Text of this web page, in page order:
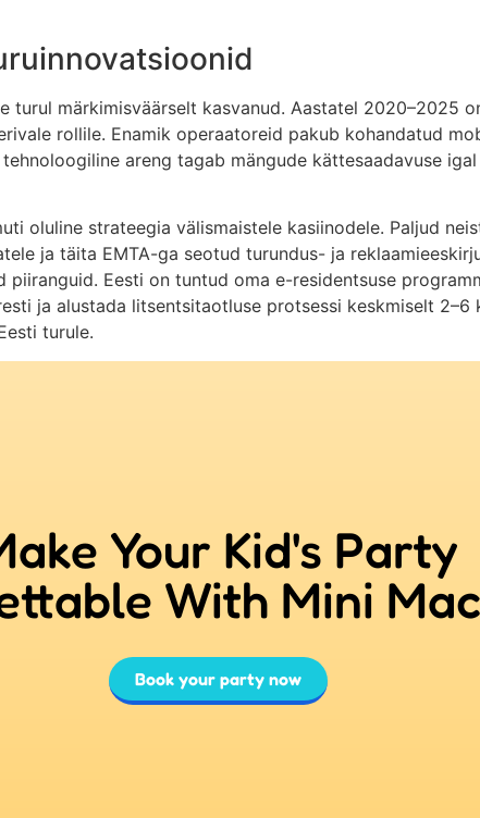
turul märkimisväärselt kasvanud. Aastatel 2020–2025
rollile. Enamik operaatoreid pakub kohandatud
areng tagab mängude kättesaadavuse
oluline strateegia välismaistele kasiinodele. Paljud
ja täita EMTA-ga seotud turundus- ja
piiranguid. Eesti on tuntud oma e-residentsuse
ja alustada litsentsitaotluse protsessi keskmiselt
turule.
Your Kid's Party
With Mini
Book your party now